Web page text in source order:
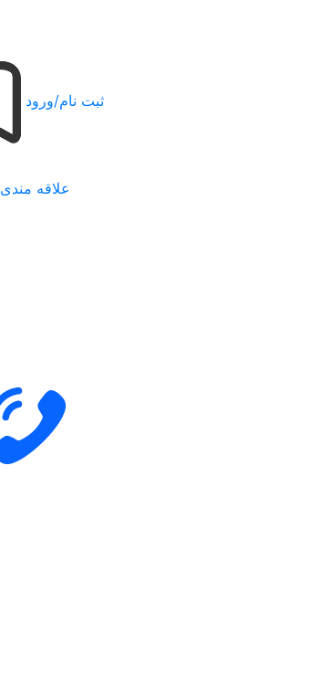
ثبت نام/ورود
علاقه مندی